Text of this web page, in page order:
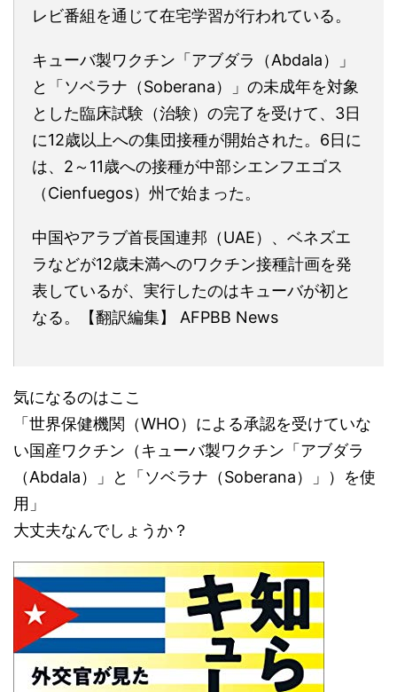
レビ番組を通じて在宅学習が行われている。
キューバ製ワクチン「アブダラ（Abdala）」
と「ソベラナ（Soberana）」の未成年を対象
とした臨床試験（治験）の完了を受けて、3日
に12歳以上への集団接種が開始された。6日に
は、2～11歳への接種が中部シエンフエゴス
（Cienfuegos）州で始まった。
中国やアラブ首長国連邦（UAE）、ベネズエ
ラなどが12歳未満へのワクチン接種計画を発
表しているが、実行したのはキューバが初と
なる。【翻訳編集】 AFPBB News
気になるのはここ
「世界保健機関（WHO）による承認を受けていな
い国産ワクチン（キューバ製ワクチン「アブダラ
（Abdala）」と「ソベラナ（Soberana）」）を使
用」
大丈夫なんでしょうか？